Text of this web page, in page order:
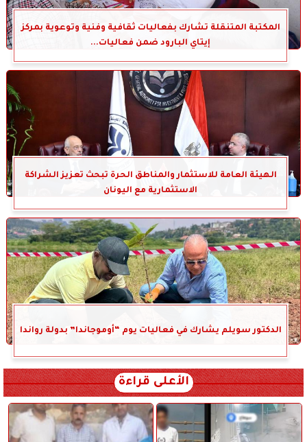
المكتبة المتنقلة تشارك بفعاليات ثقافية وفنية وتوعوية بمركز
إيتاي البارود ضمن فعاليات...
الهيئة العامة للاستثمار والمناطق الحرة تبحث تعزيز الشراكة
الاستثمارية مع اليونان
الدكتور سويلم يشارك في فعاليات يوم “أوموجاندا” بدولة رواندا
الأعلى قراءة